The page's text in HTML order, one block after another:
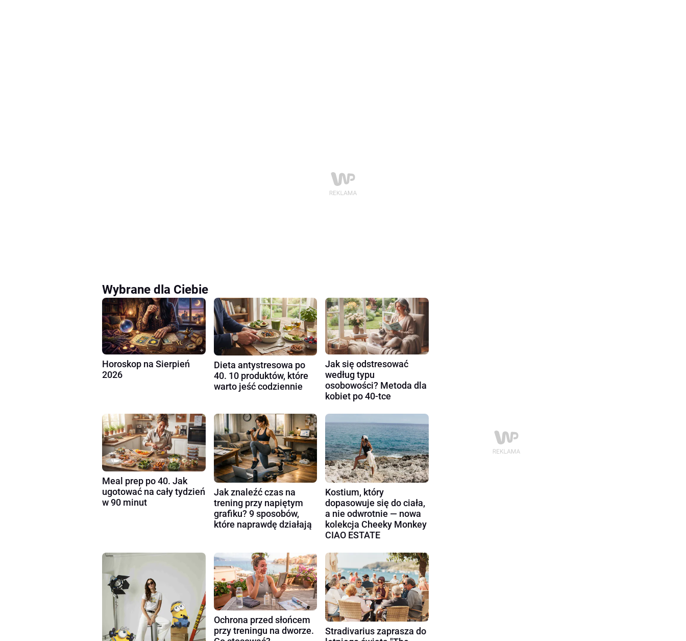
Wybrane dla Ciebie
Horoskop na Sierpień
2026
Dieta antystresowa po
40. 10 produktów, które
warto jeść codziennie
Jak się odstresować
według typu
osobowości? Metoda dla
kobiet po 40-tce
Meal prep po 40. Jak
ugotować na cały tydzień
w 90 minut
Jak znaleźć czas na
trening przy napiętym
grafiku? 9 sposobów,
które naprawdę działają
Kostium, który
dopasowuje się do ciała,
a nie odwrotnie — nowa
kolekcja Cheeky Monkey
CIAO ESTATE
Ochrona przed słońcem
przy treningu na dworze.
Stradivarius zaprasza do